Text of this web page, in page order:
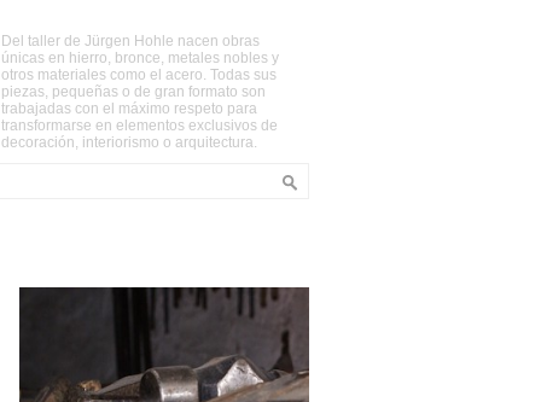
Del taller de Jürgen Hohle nacen obras
únicas en hierro, bronce, metales nobles y
otros materiales como el acero. Todas sus
piezas, pequeñas o de gran formato son
trabajadas con el máximo respeto para
transformarse en elementos exclusivos de
decoración, interiorismo o arquitectura.